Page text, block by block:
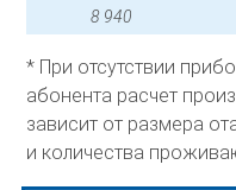
8 940
* При отсутствии
абонента расчет
зависит от размера
и количества